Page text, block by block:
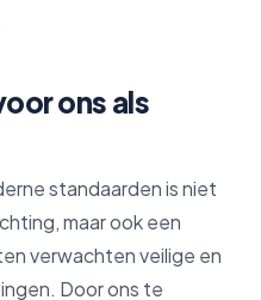
ons als
standaarden is niet
maar ook een
verwachten veilige en
Door ons te